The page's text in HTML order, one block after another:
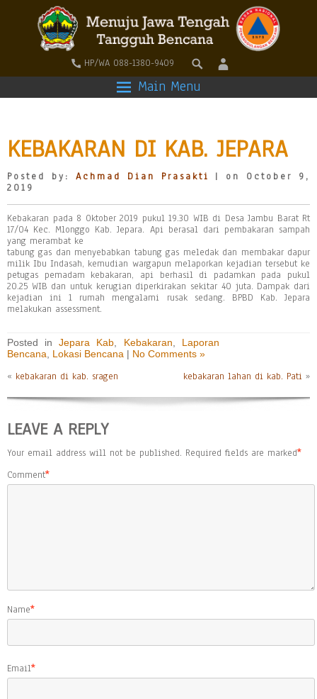
HP/WA 088-1380-9409
Main Menu
KEBAKARAN DI KAB. JEPARA
Posted by: Achmad Dian Prasakti
| on October 9,
2019
Kebakaran pada 8 Oktober 2019 pukul 19.30 WIB di Desa Jambu Barat Rt
17/04 Kec. Mlonggo Kab. Jepara. Api berasal dari pembakaran sampah
yang merambat ke
tabung gas dan menyebabkan tabung gas meledak dan membakar dapur
milik Ibu Indasah, kemudian wargapun melaporkan kejadian tersebut ke
petugas pemadam kebakaran, api berhasil di padamkan pada pukul
20.25 WIB dan untuk kerugian diperkirakan sekitar 40 juta. Dampak dari
kejadian ini 1 rumah mengalami rusak sedang. BPBD Kab. Jepara
melakukan assessment.
Posted inJepara Kab Kebakaran
Laporan
Bencana
Lokasi Bencana | No Comments »
« kebakaran di kab. sragen kebakaran lahan di kab. Pati »
LEAVE A REPLY
Your email address will not be published. Required fields are marked*
Comment*
Name*
Email*